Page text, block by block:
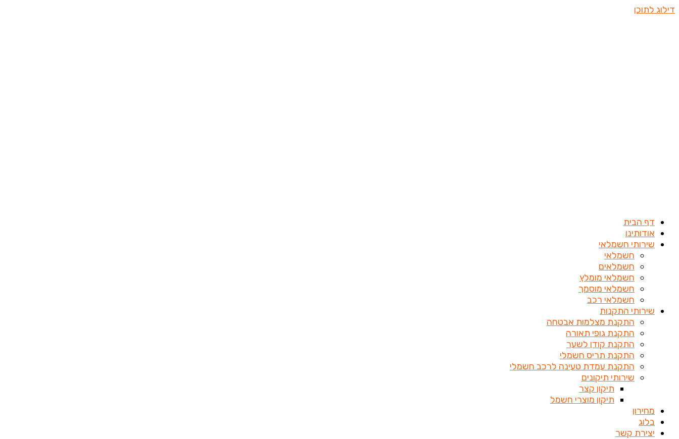
דילוג לתוכן
דף הבית
אודותינו
שירותי חשמלאי
חשמלאי
חשמלאים
חשמלאי מומלץ
חשמלאי מוסמך
חשמלאי רכב
שירותי התקנות
התקנת מצלמות אבטחה
התקנת גופי תאורה
התקנת קודן לשער
התקנת תריס חשמלי
התקנת עמדת טעינה לרכב חשמלי
שירותי תיקונים
תיקון קצר
תיקון מוצרי חשמל
מחירון
בלוג
יצירת קשר